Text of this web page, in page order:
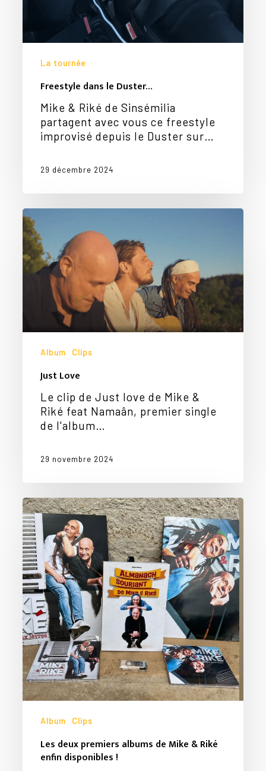
Go To Shop
La tournée
Freestyle dans le Duster…
Mike & Riké de Sinsémilia
partagent avec vous ce freestyle
improvisé depuis le Duster sur…
29 décembre 2024
Just
Love
Album Clips
Just Love
Le clip de Just love de Mike &
Riké feat Namaân, premier single
de l'album…
29 novembre 2024
Les
deux
premiers
albums
de
Mike
&
Riké
enfin
disponibles
!
Album Clips
Les deux premiers albums de Mike & Riké
enfin disponibles !